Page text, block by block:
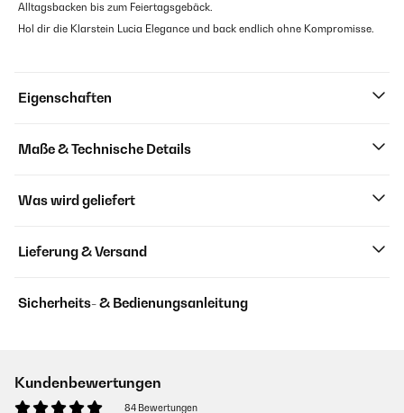
Alltagsbacken bis zum Feiertagsgebäck.
Hol dir die Klarstein Lucia Elegance und back endlich ohne Kompromisse.
Eigenschaften
Maße & Technische Details
Was wird geliefert
Lieferung & Versand
Sicherheits- & Bedienungsanleitung
Kundenbewertungen
84 Bewertungen